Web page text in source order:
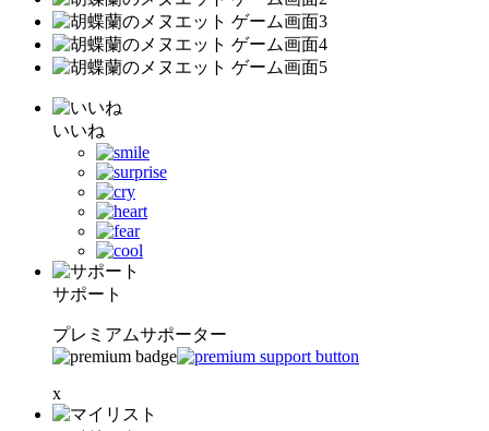
いいね
サポート
プレミアムサポーター
x